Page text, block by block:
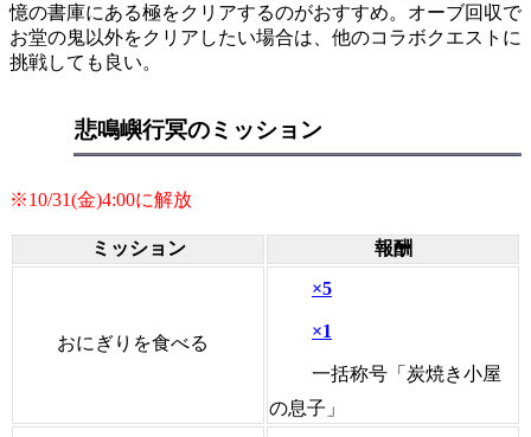
憶の書庫にある極をクリアするのがおすすめ。オーブ回収で
お堂の鬼以外をクリアしたい場合は、他のコラボクエストに
挑戦しても良い。
悲鳴嶼行冥のミッション
※10/31(金)4:00に解放
ミッション 報酬
おにぎりを食べる
×5
×1
一括称号「炭焼き小屋
の息子」